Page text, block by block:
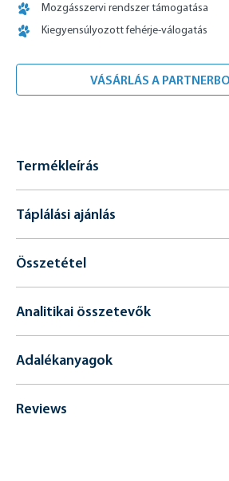
Mozgásszervi rendszer támogatása
Kiegyensúlyozott fehérje-válogatás
VÁSÁRLÁS A
Termékleírás
Táplálási ajánlás
Összetétel
Analitikai összetevők
Adalékanyagok
Reviews